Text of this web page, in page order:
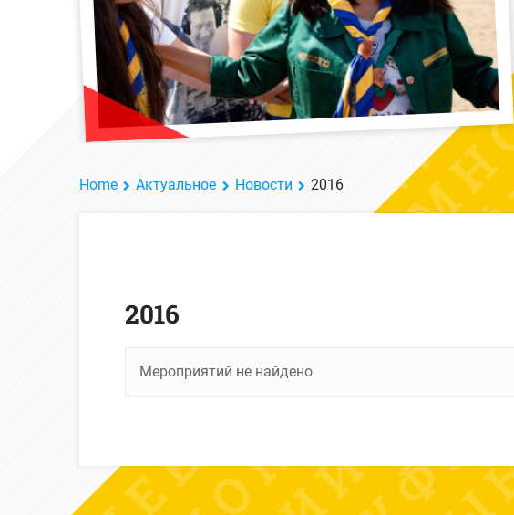
Home Актуальное Новости 2016
2016
Мероприятий не найдено